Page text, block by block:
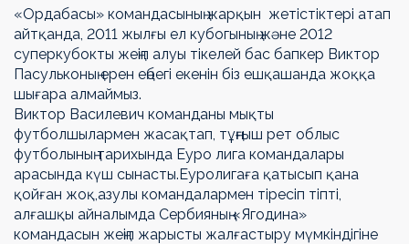
«Ордабасы» командасының жарқын жетістіктері атап
айтқанда, 2011 жылғы ел кубогының және 2012
суперкубокты жеңіп алуы тікелей бас бапкер Виктор
Пасульконың ерен еңбегі екенін біз ешқашанда жоққа
шығара алмаймыз.
Виктор Василевич команданы мықты
футболшылармен жасақтап, тұңғыш рет облыс
футболының тарихында Еуро лига командалары
арасында күш сынасты.Еуролигаға қатысып қана
қойған жоқ,азулы командалармен тіресіп тіпті,
алғашқы айналымда Сербияның «Ягодина»
командасын жеңіп жарысты жалғастыру мүмкіндігіне